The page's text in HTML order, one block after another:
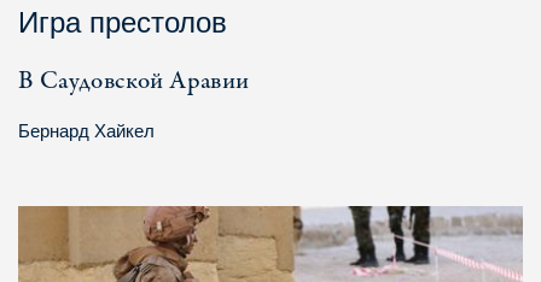
Игра престолов
В Саудовской Аравии
Бернард Хайкел